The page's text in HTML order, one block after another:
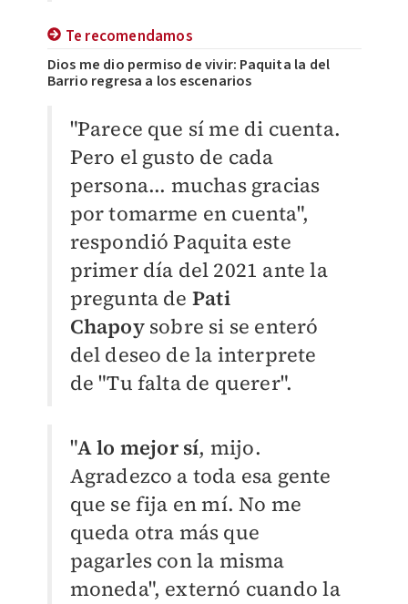
Te recomendamos
Dios me dio permiso de vivir: Paquita la del
Barrio regresa a los escenarios
"Parece que sí me di cuenta.
Pero el gusto de cada
persona... muchas gracias
por tomarme en cuenta",
respondió Paquita este
primer día del 2021 ante la
pregunta de Pati
Chapoysobre si se enteró
del deseo de la interprete
de "Tu falta de querer".
"A lo mejor sí, mijo.
Agradezco a toda esa gente
que se fija en mí. No me
queda otra más que
pagarles con la misma
moneda", externó cuando la